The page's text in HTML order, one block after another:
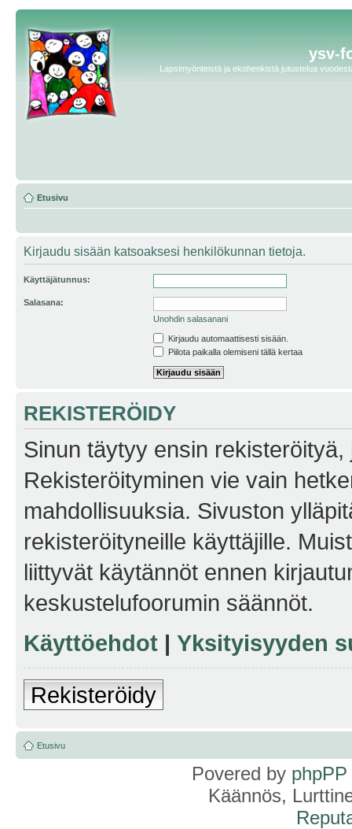
ysv-
Lapsimyönteistä ja ekohenkistä jutustelua
Etusivu
Kirjaudu sisään katsoaksesi henkilökunnan tietoja.
Käyttäjätunnus:
Salasana:
Unohdin salasanani
Kirjaudu automaattisesti sisään.
Piilota paikalla olemiseni tällä kertaa
REKISTERÖIDY
Sinun täytyy ensin
Rekisteröityminen vie vain
mahdollisuuksia. Sivuston
rekisteröityneille käyttäjille.
liittyvät käytännöt ennen
keskustelufoorumin säännöt.
Käyttöehdot | Yksityisyyden
Rekisteröidy
Etusivu
Povered by phpPP
Käännös,